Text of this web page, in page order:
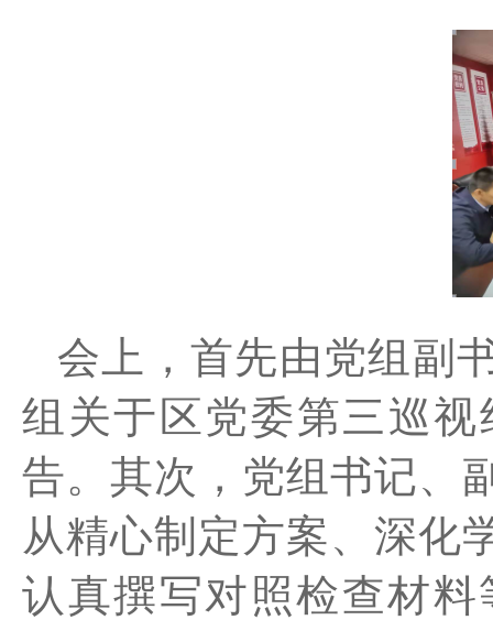
会上，首先由党组副
组关于 区党委第三巡视
告。其次， 党组书记、
从精心制定方案、深化
认真撰写对照检查材料